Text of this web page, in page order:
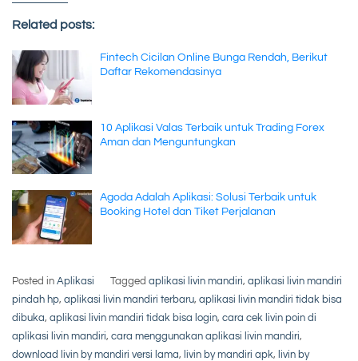
Related posts:
Fintech Cicilan Online Bunga Rendah, Berikut
Daftar Rekomendasinya
10 Aplikasi Valas Terbaik untuk Trading Forex
Aman dan Menguntungkan
Agoda Adalah Aplikasi: Solusi Terbaik untuk
Booking Hotel dan Tiket Perjalanan
Posted in Aplikasi Tagged aplikasi livin mandiri, aplikasi livin mandiri
pindah hp, aplikasi livin mandiri terbaru, aplikasi livin mandiri tidak bisa
dibuka, aplikasi livin mandiri tidak bisa login, cara cek livin poin di
aplikasi livin mandiri, cara menggunakan aplikasi livin mandiri,
download livin by mandiri versi lama, livin by mandiri apk, livin by